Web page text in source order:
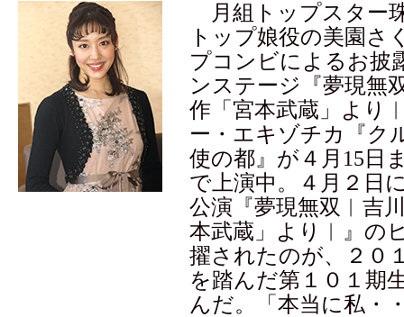
月組トップスター
トップ娘役の美園さ
プコンビによるお披
ンステージ『夢現無
作「宮本武蔵」より
ー・エキゾチカ『
使の都』が４月15日
で上演中。４月２日
公演『夢現無双︱吉
本武蔵」より︱』の
擢されたのが、２０
を踏んだ第１０１期
んだ。「本当に私・